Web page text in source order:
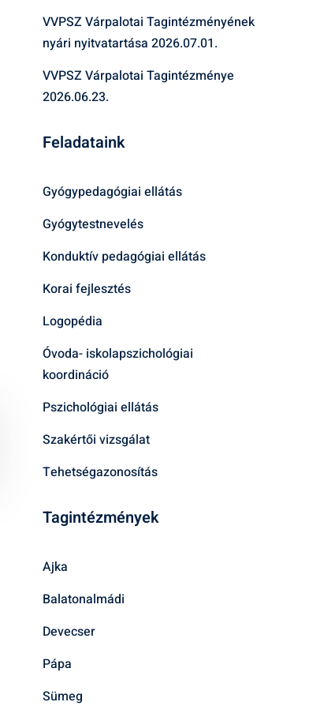
VVPSZ Várpalotai Tagintézményének
nyári nyitvatartása 2026.07.01.
VVPSZ Várpalotai Tagintézménye
2026.06.23.
Feladataink
Gyógypedagógiai ellátás
Gyógytestnevelés
Konduktív pedagógiai ellátás
Korai fejlesztés
Logopédia
Óvoda- iskolapszichológiai
koordináció
Pszichológiai ellátás
Szakértői vizsgálat
Tehetségazonosítás
Tagintézmények
Ajka
Balatonalmádi
Devecser
Pápa
Sümeg